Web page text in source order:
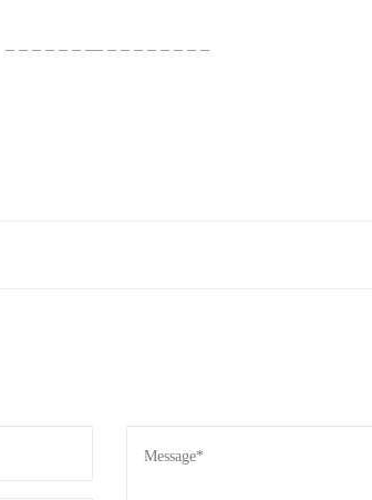
– – – – – – — – – – – – – – –